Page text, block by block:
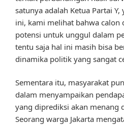
satunya adalah Ketua Partai Y,
ini, kami melihat bahwa calon
potensi untuk unggul dalam
tentu saja hal ini masih bisa
dinamika politik yang sangat
Sementara itu, masyarakat
dalam menyampaikan
yang diprediksi akan menang
Seorang warga Jakarta